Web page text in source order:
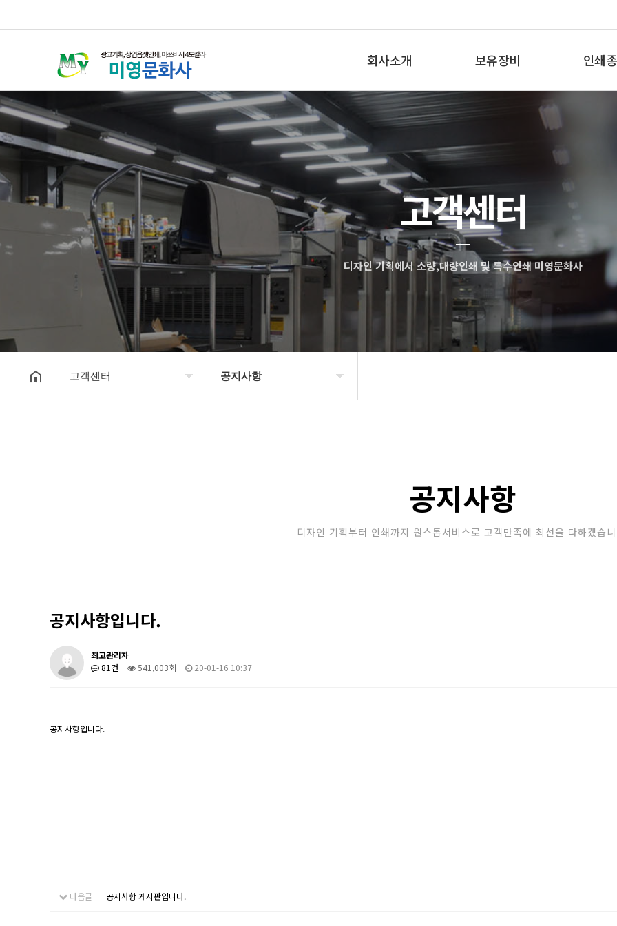
회사소개
인사말
보유장비 인쇄
고객센터
디자인 기획에서 소량,대량인쇄 및 특수인쇄 미영문화사
고객센터 공지사항
공지사항
디자인 기획부터 인쇄까지 원스톱서비스로 고객만족에 최선을 다하겠습
공지사항입니다.
최고관리자
81건
541,003회 20-01-16 10:37
공지사항입니다.
다음글 공지사항 게시판입니다.